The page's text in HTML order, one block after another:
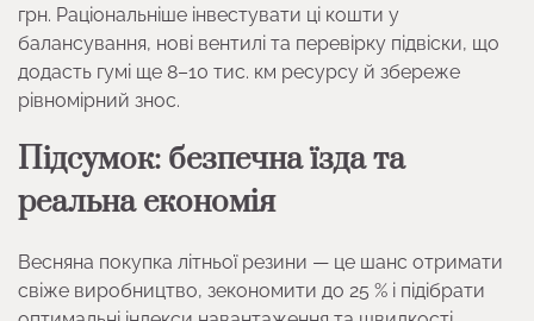
грн. Раціональніше інвестувати ці кошти у
балансування, нові вентилі та перевірку підвіски, що
додасть гумі ще 8–10 тис. км ресурсу й збереже
рівномірний знос.
Підсумок: безпечна їзда та
реальна економія
Весняна покупка літньої резини — це шанс отримати
свіже виробництво, зекономити до 25 % і підібрати